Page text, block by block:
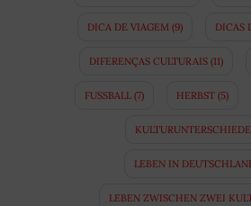
DICA DE VIAGEM (9) DICAS
DIFERENÇAS CULTURAIS (11)
FUSSBALL (7) HERBST(5)
KULTURUNTERSCHIEDE
LEBEN IN
LEBEN ZWISCHEN ZWEI